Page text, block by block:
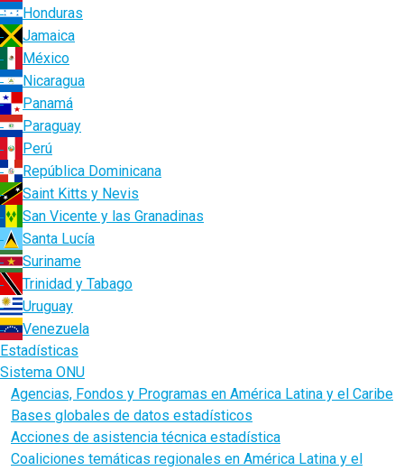
Honduras
Jamaica
México
Nicaragua
Panamá
Paraguay
Perú
República Dominicana
Saint Kitts y Nevis
San Vicente y las Granadinas
Santa Lucía
Suriname
Trinidad y Tabago
Uruguay
Venezuela
Estadísticas
Sistema ONU
Agencias, Fondos y Programas en América Latina y el Caribe
Bases globales de datos estadísticos
Acciones de asistencia técnica estadística
Coaliciones temáticas regionales en América Latina y el